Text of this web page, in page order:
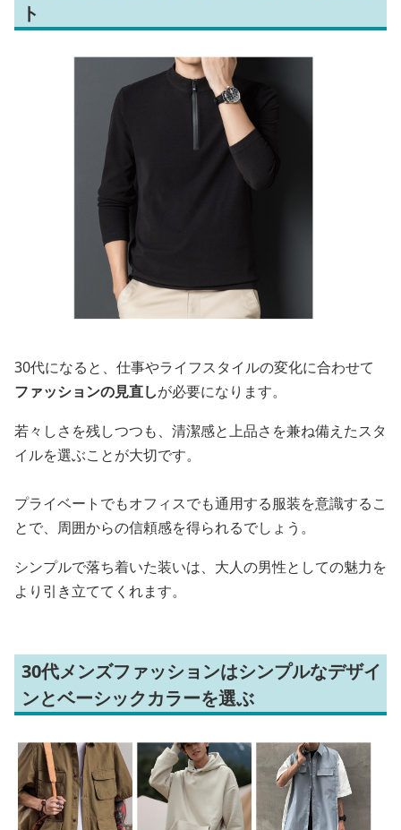
ト
30代になると、仕事やライフスタイルの変化に合わせて
ファッションの見直しが必要になります。
若々しさを残しつつも、清潔感と上品さを兼ね備えたスタ
イルを選ぶことが大切です。
プライベートでもオフィスでも通用する服装を意識するこ
とで、周囲からの信頼感を得られるでしょう。
シンプルで落ち着いた装いは、大人の男性としての魅力を
より引き立ててくれます。
30代メンズファッションはシンプルなデザイ
ンとベーシックカラーを選ぶ